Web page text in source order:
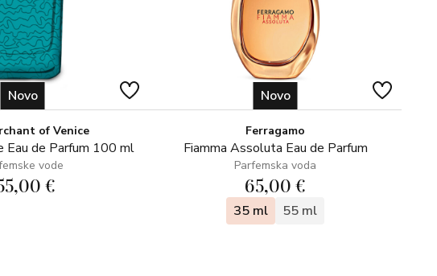
Novo
of Venice
Eau de Parfum 100 ml
vode
€
Novo
Ferragamo
Fiamma Assoluta Eau de Parfum
Parfemska voda
65,00 €
35 ml 55 ml